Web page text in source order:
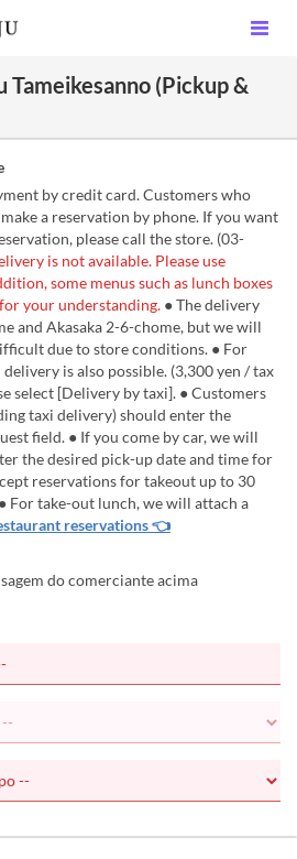
Tameikesanno (Pickup &
by credit card. Customers who
a reservation by phone. If you want
please call the store. (03-
is not available. Please use
some menus such as lunch boxes
your understanding. ● The delivery
and Akasaka 2-6-chome, but we will
due to store conditions. ● For
is also possible. (3,300 yen / tax
select [Delivery by taxi]. ● Customers
taxi delivery) should enter the
field. ● If you come by car, we will
the desired pick-up date and time for
reservations for takeout up to 30
For take-out lunch, we will attach a
reservations 👈
do comerciante acima